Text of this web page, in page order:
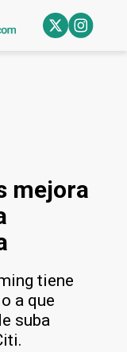
mejora
tiene
a que
suba